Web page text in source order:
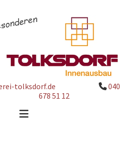
tolksdorf.de 040
678 51 12